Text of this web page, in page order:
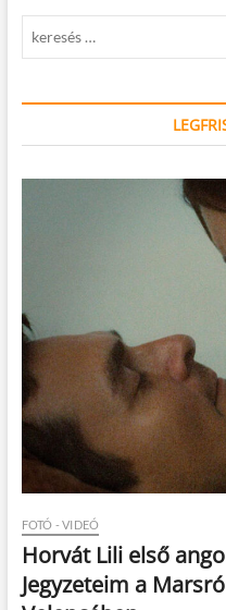
FOTÓ - VIDEÓ
Horvát Lili első
Jegyzeteim a